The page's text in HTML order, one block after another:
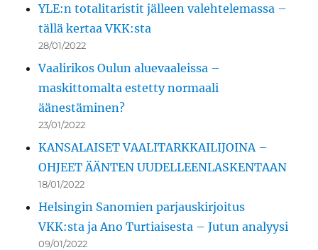
YLE:n totalitaristit jälleen valehtelemassa –
tällä kertaa VKK:sta
28/01/2022
Vaalirikos Oulun aluevaaleissa –
maskittomalta estetty normaali
äänestäminen?
23/01/2022
KANSALAISET VAALITARKKAILIJOINA –
OHJEET ÄÄNTEN UUDELLEENLASKENTAAN
18/01/2022
Helsingin Sanomien parjauskirjoitus
VKK:sta ja Ano Turtiaisesta – Jutun analyysi
09/01/2022